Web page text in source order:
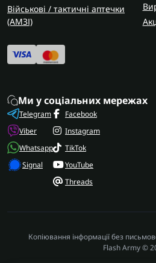
Військові / тактичні аптечки
(AMЗІ)
Ми у соціальних мережах
Telegram
Viber
Whatsapp
Signal
Facebook
Instagram
TikTok
YouTube
Threads
Копіювання інформації без
Flash Army ©